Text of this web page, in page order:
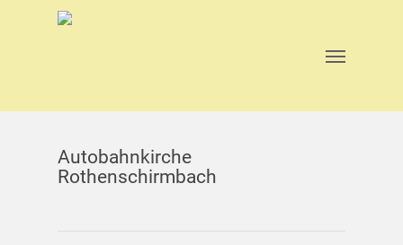
Autobahnkirche
Rothenschirmbach